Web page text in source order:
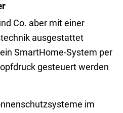
Co. aber mit einer
ausgestattet
SmartHome-System per
gesteuert werden
im